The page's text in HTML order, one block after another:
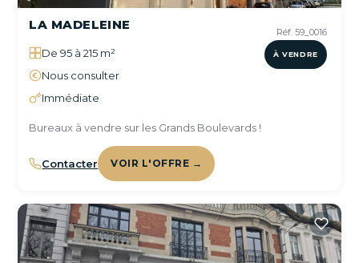
Réf. 59_0016
À VENDRE
LA MADELEINE
De 95 à 215 m²
Nous consulter
Immédiate
Bureaux à vendre sur les Grands Boulevards !
Contacter VOIR L'OFFRE →